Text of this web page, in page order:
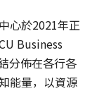
心於2021年正
Business
分佈在各行各
能量，以資源